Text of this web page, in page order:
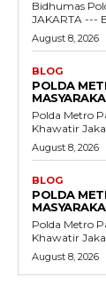
Bidhumas
JAKARTA ---
August 8, 2026
BLOG
POLDA
Polda Metro
August 8, 2026
BLOG
POLDA
Polda Metro
August 8, 2026